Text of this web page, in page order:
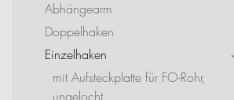
New
Abhängearm
Doppelhaken
Einzelhaken
mit Aufsteckplatte für FO-Rohr,
ungelocht